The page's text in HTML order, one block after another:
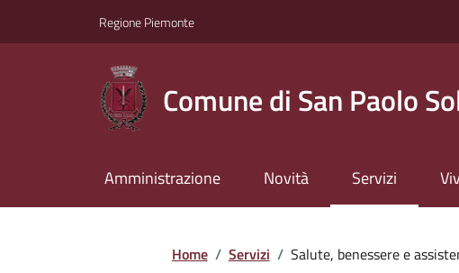
Regione Piemonte
Comune di San Paolo
Amministrazione Novità Servizi
Home / Servizi / Salute, benessere e